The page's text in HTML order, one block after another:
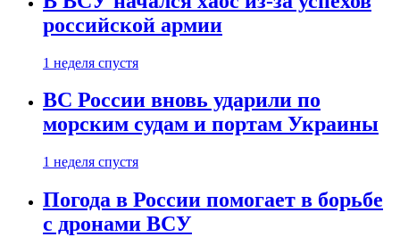
российской армии
1 неделя спустя
ВС России вновь ударили по
морским судам и портам Украины
1 неделя спустя
Погода в России помогает в борьбе
с дронами ВСУ